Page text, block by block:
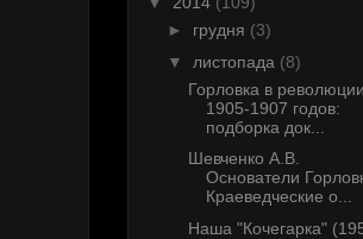
► грудня (3)
▼ листопада (8)
Горловка в
1905-1907 годов:
подборка док...
Шевченко А.В.
Основатели
Краеведческие о...
Наша "Кочегарка"